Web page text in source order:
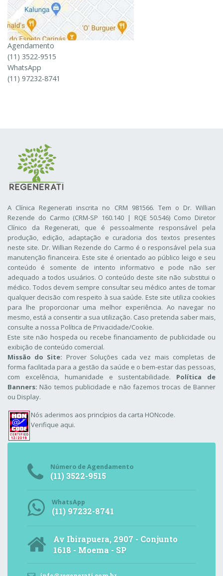
Agendamento
(11) 3522-9515
WhatsApp
(11) 97232-8741
A Clínica Regenerati inscrita no CRM 981566. Tem o Dr. Willian
Rezende do Carmo (CRM-SP 160.140 | RQE 50.546) Como Diretor
Clínico da Regenerati , que é pessoalmente responsável pela
produção, edição, adaptação e curadoria dos textos presentes
neste site. Dr. Willian Rezende do Carmo é o responsável pela sua
manutenção financeira. Este site é orientado ao público leigo e seu
conteúdo é somente de intento informativo e pode não ser
adequado a todos usuários. O conteúdo deste site não substitui o
médico. Todos devem sempre consultar seu médico antes de tomar
qualquer decisão com respeito à sua saúde. Este site utiliza cookies
para lhe proporcionar uma melhor experiência. Ao navegar no
mesmo, está a consentir a sua utilização. Caso pretenda saber mais,
consulte a nossa Política de Privacidade/Cookie.
Este site não hospeda ou recebe financiamento de publicidade ou
exibição de conteúdo comercial.
Missão do Site: Prover Soluções cada vez mais completas de
forma facilitada para a gestão da saúde e o bem-estar das pessoas,
com excelência, humanidade e sustentabilidade. Política de
Banners: Não temos publicidade e não fazemos trocas de Banner
ou Display.
Nós aderimos aos princípios da carta HONcode.
Verifique aqui.
Número de Agendamento
(11) 3522-9515
WhatsApp
(11) 97232-8741
Av Ibirapuera, 2907 - Conjunto
1618 - Moema - SP